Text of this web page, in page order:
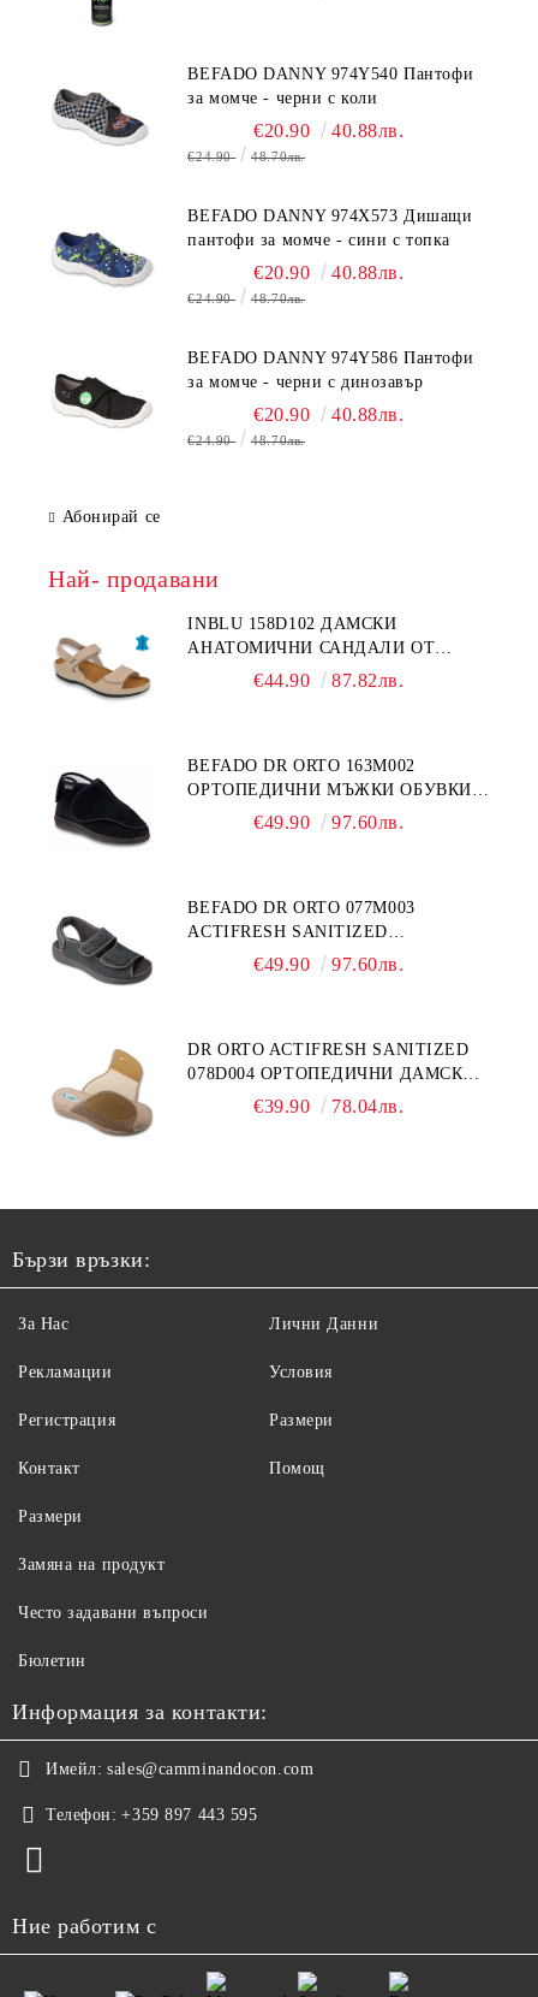
BEFADO DANNY 974Y540 Пантофи
за момче - черни с коли
€20.90 40.88лв.
€24.90 48.70лв.
BEFADO DANNY 974X573 Дишащи
пантофи за момче - сини с топка
€20.90 40.88лв.
€24.90 48.70лв.
BEFADO DANNY 974Y586 Пантофи
за момче - черни с динозавър
€20.90 40.88лв.
€24.90 48.70лв.
Абонирай се
Най- продавани
INBLU 158D102 ДАМСКИ
АНАТОМИЧНИ САНДАЛИ ОТ
ЕСТЕСТВЕНА КОЖА, БЕЖОВИ
€44.90 87.82лв.
BEFADO DR ORTO 163M002
ОРТОПЕДИЧНИ МЪЖКИ ОБУВКИ
ЗА ГИПСИРАН ИЛИ СВРЪХ
€49.90 97.60лв.
BEFADO DR ORTO 077M003
ACTIFRESH SANITIZED
ОРТОПЕДИЧНИ САНДАЛИ ЗА
€49.90 97.60лв.
DR ORTO ACTIFRESH SANITIZED
078D004 ОРТОПЕДИЧНИ ДАМСКИ
ЧЕХЛИ ЗА МНОГО ОТЕКЪЛ КРАК,
€39.90 78.04лв.
Бързи връзки:
За Нас
Рекламации
Регистрация
Контакт
Лични Данни
Условия
Размери
Помощ
Размери
Замяна на продукт
Често задавани въпроси
Бюлетин
Информация за контакти:
Имейл: sales@camminandocon.com
Телефон: +359 897 443 595
Ние работим с